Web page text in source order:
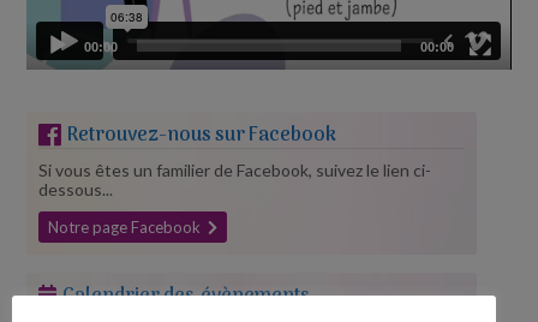
00:00 00:00
Retrouvez-nous sur Facebook
Si vous êtes un familier de Facebook, suivez le lien ci-
dessous...
Notre page Facebook
Calendrier des évènements